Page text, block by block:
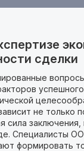
сделки
не только
сила заключения,
Специалисты
формировать